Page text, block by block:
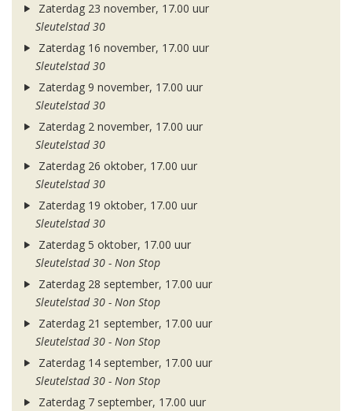
Zaterdag 23 november, 17.00 uur
Sleutelstad 30
Zaterdag 16 november, 17.00 uur
Sleutelstad 30
Zaterdag 9 november, 17.00 uur
Sleutelstad 30
Zaterdag 2 november, 17.00 uur
Sleutelstad 30
Zaterdag 26 oktober, 17.00 uur
Sleutelstad 30
Zaterdag 19 oktober, 17.00 uur
Sleutelstad 30
Zaterdag 5 oktober, 17.00 uur
Sleutelstad 30 - Non Stop
Zaterdag 28 september, 17.00 uur
Sleutelstad 30 - Non Stop
Zaterdag 21 september, 17.00 uur
Sleutelstad 30 - Non Stop
Zaterdag 14 september, 17.00 uur
Sleutelstad 30 - Non Stop
Zaterdag 7 september, 17.00 uur